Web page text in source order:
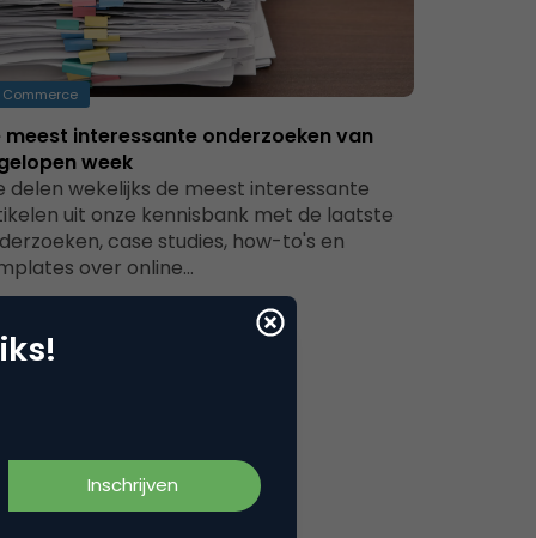
Commerce
meest interessante onderzoeken van
week
delen wekelijks de meest interessante
uit onze kennisbank met de laatste
case studies, how-to's en
over online…